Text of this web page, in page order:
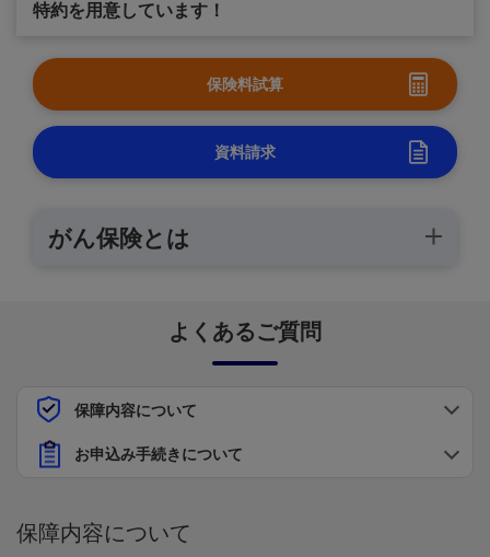
特約を用意しています！
保険料試算
資料請求
がん保険とは
よくあるご質問
保障内容について
お申込み手続きについて
保障内容について